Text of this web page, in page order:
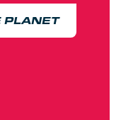
PLANET